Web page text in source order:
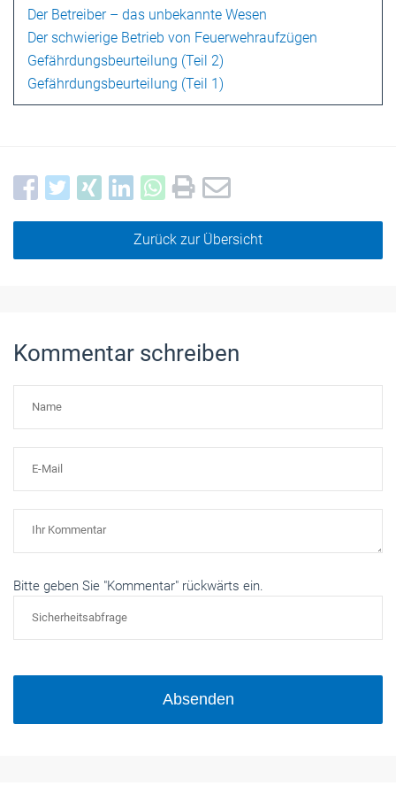
Der Betreiber – das unbekannte Wesen
Der schwierige Betrieb von Feuerwehraufzügen
Gefährdungsbeurteilung (Teil 2)
Gefährdungsbeurteilung (Teil 1)
Zurück zur Übersicht
Kommentar schreiben
Bitte geben Sie "Kommentar" rückwärts ein.
Absenden